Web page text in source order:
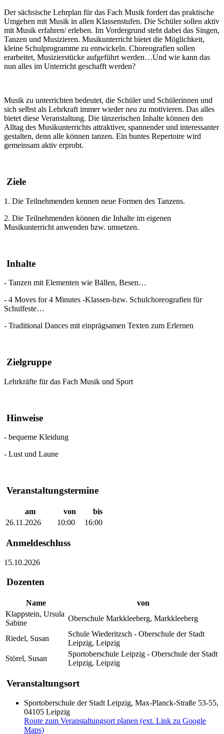
Der sächsische Lehrplan für das Fach Musik fordert das praktische
Umgehen mit Musik in allen Klassenstufen. Die Schüler sollen aktiv
mit Musik erfahren/ erleben. Im Vordergrund steht dabei das Singen,
Tanzen und Musizieren. Musikunterricht bietet die Möglichkeit,
kleine Schulprogramme zu entwickeln. Choreografien sollen
erarbeitet, Musizierstücke aufgeführt werden…Und wie kann das
nun alles im Unterricht geschafft werden?
Musik zu unterrichten bedeutet, die Schüler und Schülerinnen und
sich selbst als Lehrkraft immer wieder neu zu motivieren. Das alles
bietet diese Veranstaltung. Die tänzerischen Inhalte können den
Alltag des Musikunterrichts attraktiver, spannender und interessanter
gestalten, denn alle können tanzen. Ein buntes Repertoire wird
gemeinsam aktiv erprobt.
Ziele
1. Die Teilnehmenden kennen neue Formen des Tanzens.
2. Die Teilnehmenden können die Inhalte im eigenen
Musikunterricht anwenden bzw. umsetzen.
Inhalte
- Tanzen mit Elementen wie Bällen, Besen…
- 4 Moves for 4 Minutes -Klassen-bzw. Schulchoreografien für
Schulfeste…
- Traditional Dances mit einprägsamen Texten zum Erlernen
Zielgruppe
Lehrkräfte für das Fach Musik und Sport
Hinweise
- bequeme Kleidung
- Lust und Laune
Veranstaltungstermine
am von
bis
26.11.2026
10:00 16:00
Anmeldeschluss
15.10.2026
Dozenten
Name
von
Klappstein, Ursula
Sabine
Oberschule Markkleeberg, Markkleeberg
Riedel, Susan
Schule Wiederitzsch - Oberschule der Stadt
Leipzig, Leipzig
Störel, Susan
Sportoberschule Leipzig - Oberschule der Stadt
Leipzig, Leipzig
Veranstaltungsort
Sportoberschule der Stadt Leipzig, Max-Planck-Straße 53-55,
04105 Leipzig
Route zum Veranstaltungsort planen (ext. Link zu Google
Maps)